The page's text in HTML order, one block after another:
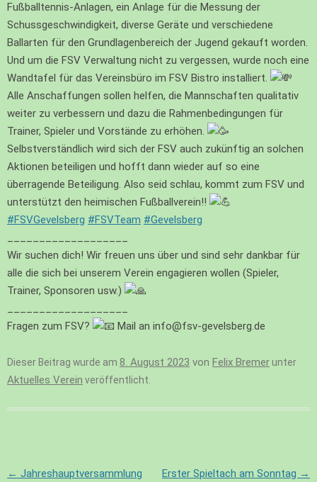
Fußballtennis-Anlagen, ein Anlage für die Messung der
Schussgeschwindigkeit, diverse Geräte und verschiedene
Ballarten für den Grundlagenbereich der Jugend gekauft worden.
Und um die FSV Verwaltung nicht zu vergessen, wurde noch eine
Wandtafel für das Vereinsbüro im FSV Bistro installiert.
Alle Anschaffungen sollen helfen, die Mannschaften qualitativ
weiter zu verbessern und dazu die Rahmenbedingungen für
Trainer, Spieler und Vorstände zu erhöhen.
Selbstverständlich wird sich der FSV auch zukünftig an solchen
Aktionen beteiligen und hofft dann wieder auf so eine
überragende Beteiligung. Also seid schlau, kommt zum FSV und
unterstützt den heimischen Fußballverein!!
#FSVGevelsberg #FSVTeam #Gevelsberg
Wir suchen dich! Wir freuen uns über und sind sehr dankbar für
alle die sich bei unserem Verein engagieren wollen (Spieler,
Trainer, Sponsoren usw.)
Fragen zum FSV?
Mail an info@fsv-gevelsberg.de
Dieser Beitrag wurde am 8. August 2023 von Felix Bremerunter
Aktuelles Verein veröffentlicht.
Beitragsnavigation
← Jahreshauptversammlung Erster Spieltach am Sonntag →